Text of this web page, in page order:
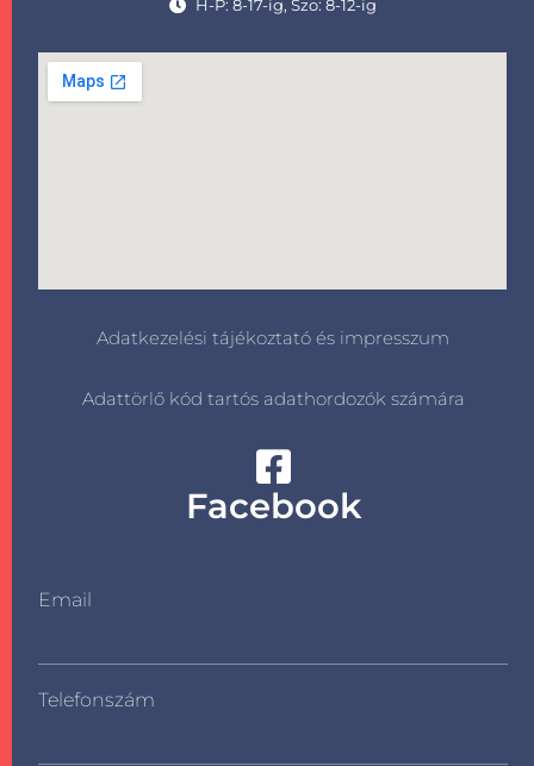
H-P: 8-17-ig, Szo: 8-12-ig
Adatkezelési tájékoztató és impresszum
Adattörlő kód tartós adathordozók számára
Facebook
Email
Telefonszám